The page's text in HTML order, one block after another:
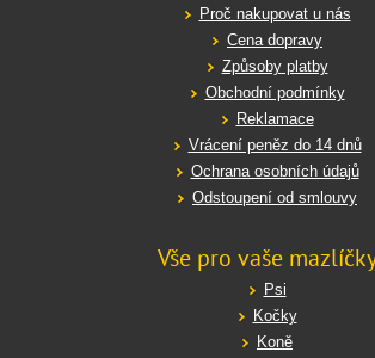
Proč nakupovat u nás
Cena dopravy
Způsoby platby
Obchodní podmínky
Reklamace
Vrácení peněz do 14 dnů
Ochrana osobních údajů
Odstoupení od smlouvy
Vše pro vaše
Psi
Kočky
Koně